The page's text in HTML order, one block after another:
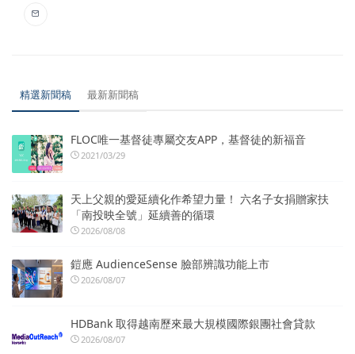
精選新聞稿 最新新聞稿
FLOC唯一基督徒專屬交友APP，基督徒的新福音
2021/03/29
天上父親的愛延續化作希望力量！ 六名子女捐贈家扶
「南投映全號」延續善的循環
2026/08/08
鎧應 AudienceSense 臉部辨識功能上市
2026/08/07
HDBank 取得越南歷來最大規模國際銀團社會貸款
2026/08/07